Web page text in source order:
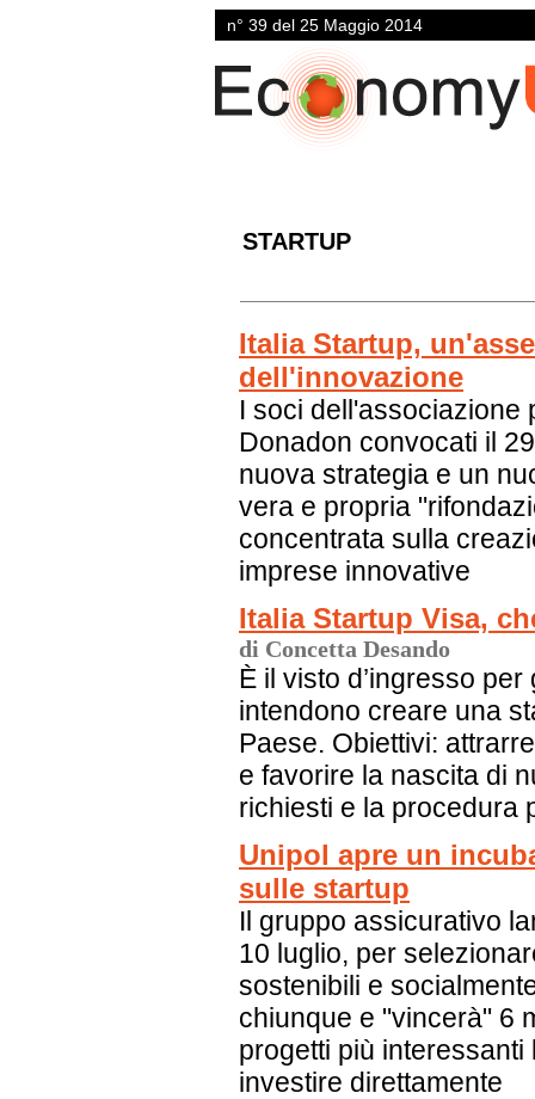
n° 39 del 25 Maggio 2014
STARTUP
Italia Startup,
dell'innovazione
I soci dell'associazione
Donadon convocati il
nuova strategia e un
vera e propria
concentrata sulla
imprese innovative
Italia Startup Visa,
di Concetta Desando
È il visto d’ingresso
intendono creare una
Paese. Obiettivi:
e favorire la nascita di
richiesti e la procedura
Unipol apre un
sulle startup
Il gruppo assicurativo
10 luglio, per
sostenibili e
chiunque e "vincerà" 6
progetti più
investire direttamente